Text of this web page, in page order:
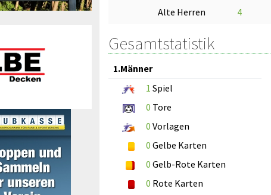
Alte Herren
4
Gesamtstatistik
1.Männer
1 Spiel
0 Tore
0 Vorlagen
0 Gelbe Karten
0 Gelb-Rote Karten
0 Rote Karten